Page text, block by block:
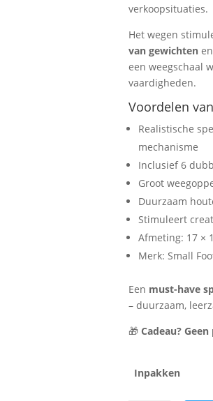
verkoopsituaties.
Het wegen
van gewichtenen
een weegschaal
vaardigheden.
Voordelen
Realistische
mechanisme
Inclusief 6
Groot
Duurzaam
Stimuleert
Afmeting: 17 ×
Merk: Small
Een must-have
– duurzaam,
🎁 Cadeau?
Inpakken